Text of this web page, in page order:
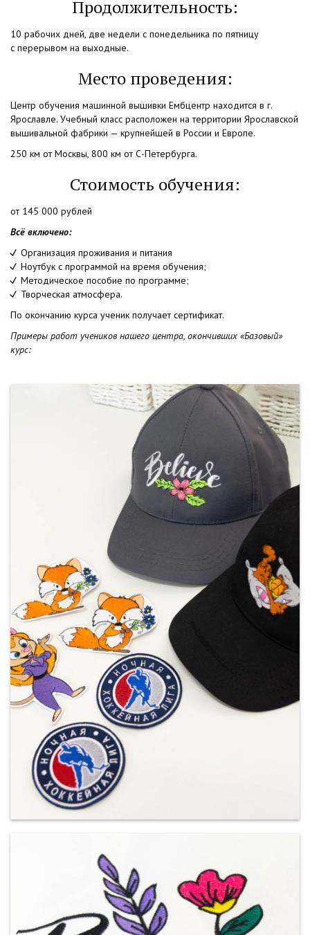
Продолжительность:
10 рабочих дней, две недели с понедельника по пятницу
с перерывом на выходные.
Место проведения:
Центр обучения машинной вышивки Ембцентр находится в г.
Ярославле. Учебный класс расположен на территории Ярославской
вышивальной фабрики — крупнейшей в России и Европе.
250 км от Москвы, 800 км от С-Петербурга.
Стоимость обучения:
от 145 000 рублей
Всё включено:
Организация проживания и питания
Ноутбук с программой на время обучения;
Методическое пособие по программе;
Творческая атмосфера.
По окончанию курса ученик получает сертификат.
Примеры работ учеников нашего центра, окончивших «Базовый»
курс: